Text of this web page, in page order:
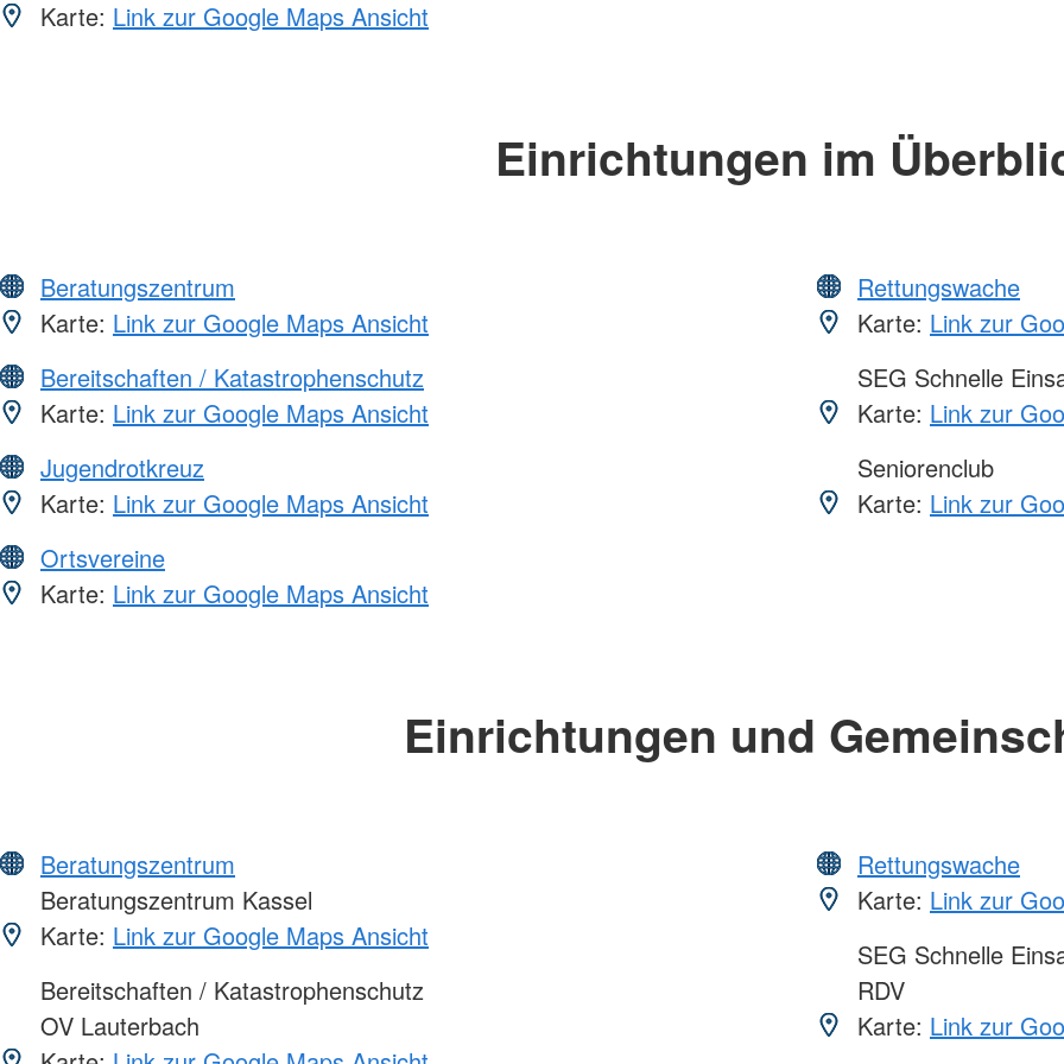
Karte: Link zur Google Maps Ansicht
Einrichtungen im
Beratungszentrum
Karte: Link zur Google Maps Ansicht
Bereitschaften / Katastrophenschutz
Karte: Link zur Google Maps Ansicht
Jugendrotkreuz
Karte: Link zur Google Maps Ansicht
Ortsvereine
Karte: Link zur Google Maps Ansicht
Rettungswache
Karte: Link zur
SEG Schnelle
Karte: Link zur
Seniorenclub
Karte: Link zur
Einrichtungen und
Beratungszentrum
Beratungszentrum Kassel
Karte: Link zur Google Maps Ansicht
Bereitschaften / Katastrophenschutz
OV Lauterbach
Rettungswache
Karte: Link zur
SEG Schnelle
RDV
Karte: Link zur